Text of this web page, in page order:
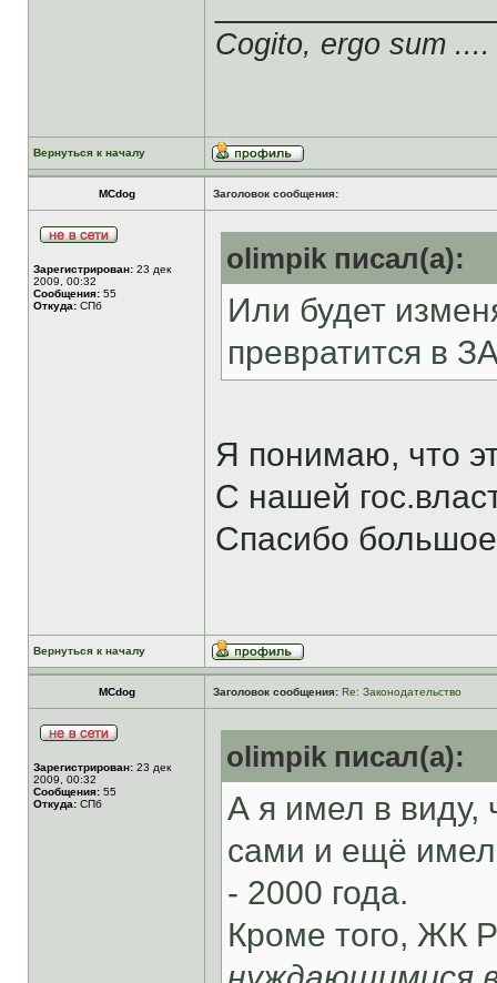
Cogito, ergo sum ....
Вернуться к началу
MCdog Заголовок сообщения:
Зарегистрирован: 23 дек
2009, 00:32
Сообщения: 55
Откуда: СПб
olimpik писал(а):
Или будет
превратится в
Я понимаю, что
С нашей
Спасибо большое
Вернуться к началу
MCdog Заголовок сообщения: Re: Законодательство
Зарегистрирован: 23 дек
2009, 00:32
Сообщения: 55
Откуда: СПб
olimpik писал(а):
А я имел в виду,
сами и ещё
- 2000 года.
Кроме того, ЖК